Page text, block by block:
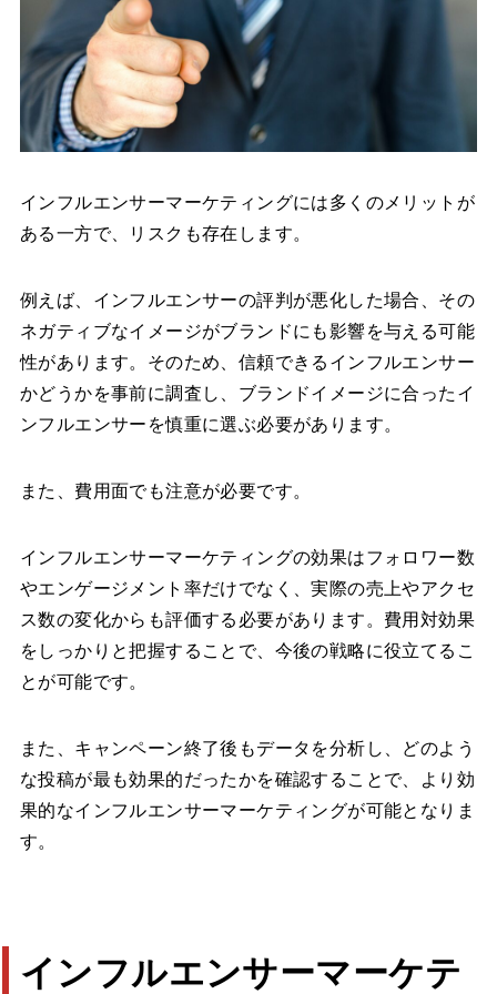
インフルエンサーマーケティングには多くのメリットが
ある一方で、リスクも存在します。
例えば、インフルエンサーの評判が悪化した場合、その
ネガティブなイメージがブランドにも影響を与える可能
性があります。そのため、信頼できるインフルエンサー
かどうかを事前に調査し、ブランドイメージに合ったイ
ンフルエンサーを慎重に選ぶ必要があります。
また、費用面でも注意が必要です。
インフルエンサーマーケティングの効果はフォロワー数
やエンゲージメント率だけでなく、実際の売上やアクセ
ス数の変化からも評価する必要があります。費用対効果
をしっかりと把握することで、今後の戦略に役立てるこ
とが可能です。
また、キャンペーン終了後もデータを分析し、どのよう
な投稿が最も効果的だったかを確認することで、より効
果的なインフルエンサーマーケティングが可能となりま
す。
インフルエンサーマーケテ